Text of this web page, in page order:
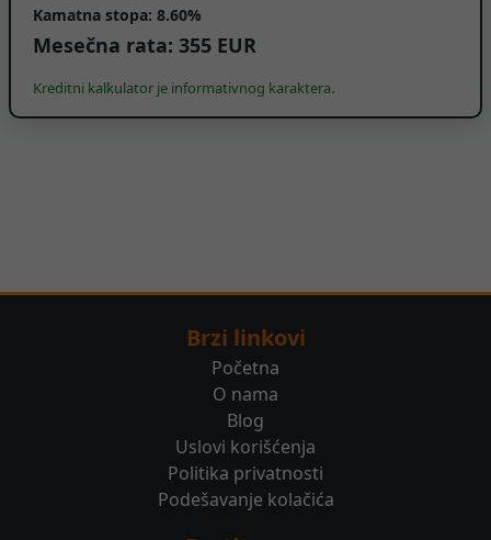
Kamatna stopa: 8.60%
Mesečna rata: 355 EUR
Kreditni kalkulator je informativnog karaktera.
Brzi linkovi
Početna
O nama
Blog
Uslovi korišćenja
Politika privatnosti
Podešavanje kolačića